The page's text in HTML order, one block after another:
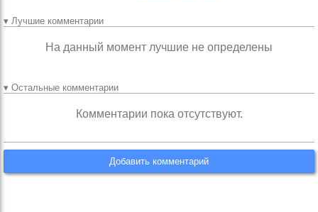
▾ Лучшие комментарии
На данный момент лучшие не определены
▾ Остальные комментарии
Комментарии пока отсутствуют.
Добавить комментарий